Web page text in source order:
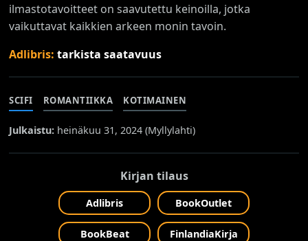
ilmastotavoitteet on saavutettu keinoilla, jotka
vaikuttavat kaikkien arkeen monin tavoin.
Adlibris:tarkista saatavuus
SCIFI ROMANTIIKKA KOTIMAINEN
Julkaistu: heinäkuu 31, 2024 (Myllylahti)
Kirjan tilaus
Adlibris BookOutlet
BookBeat FinlandiaKirja